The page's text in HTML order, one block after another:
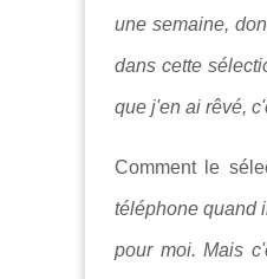
une semaine,
dans cette
que j'en ai rêvé,
Comment le
téléphone quand
pour moi. Mais